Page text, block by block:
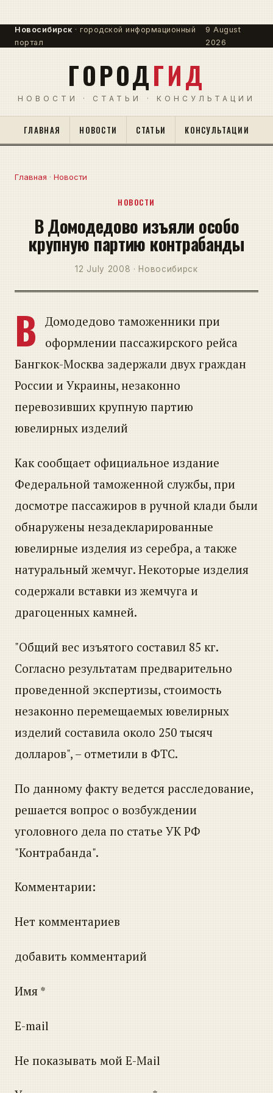
Новосибирск · городской информационный
портал
9 August
2026
ГОРОДГИД
НОВОСТИ · СТАТЬИ · КОНСУЛЬТАЦИИ
ГЛАВНАЯ НОВОСТИ СТАТЬИ КОНСУЛЬТАЦИИ
Главная · Новости
НОВОСТИ
В Домодедово изъяли особо
крупную партию контрабанды
12 July 2008 · Новосибирск
В
Домодедово таможенники при
оформлении пассажирского рейса
Бангкок-Москва задержали двух граждан
России и Украины, незаконно
перевозивших крупную партию
ювелирных изделий
Как сообщает официальное издание
Федеральной таможенной службы, при
досмотре пассажиров в ручной клади были
обнаружены незадекларированные
ювелирные изделия из серебра, а также
натуральный жемчуг. Некоторые изделия
содержали вставки из жемчуга и
драгоценных камней.
"Общий вес изъятого составил 85 кг.
Согласно результатам предварительно
проведенной экспертизы, стоимость
незаконно перемещаемых ювелирных
изделий составила около 250 тысяч
долларов", – отметили в ФТС.
По данному факту ведется расследование,
решается вопрос о возбуждении
уголовного дела по статье УК РФ
"Контрабанда".
Комментарии:
Нет комментариев
добавить комментарий
Имя *
E-mail
Не показывать мой E-Mail